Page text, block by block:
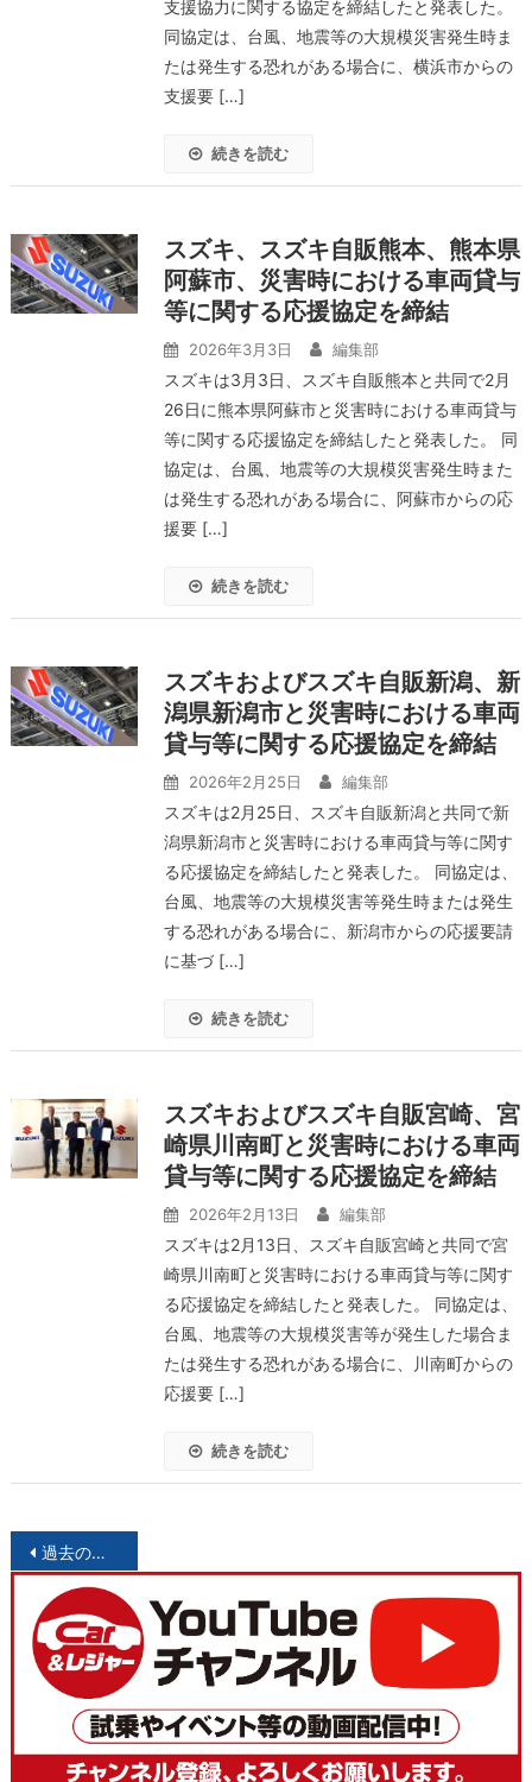
支援協力に関する協定を締結したと発表した。
同協定は、台風、地震等の大規模災害発生時ま
たは発生する恐れがある場合に、横浜市からの
支援要 […]
続きを読む
スズキ、スズキ自販熊本、熊本県
阿蘇市、災害時における車両貸与
等に関する応援協定を締結
2026年3月3日 編集部
スズキは3月3日、スズキ自販熊本と共同で2月
26日に熊本県阿蘇市と災害時における車両貸与
等に関する応援協定を締結したと発表した。 同
協定は、台風、地震等の大規模災害発生時また
は発生する恐れがある場合に、阿蘇市からの応
援要 […]
続きを読む
スズキおよびスズキ自販新潟、新
潟県新潟市と災害時における車両
貸与等に関する応援協定を締結
2026年2月25日 編集部
スズキは2月25日、スズキ自販新潟と共同で新
潟県新潟市と災害時における車両貸与等に関す
る応援協定を締結したと発表した。 同協定は、
台風、地震等の大規模災害等発生時または発生
する恐れがある場合に、新潟市からの応援要請
に基づ […]
続きを読む
スズキおよびスズキ自販宮崎、宮
崎県川南町と災害時における車両
貸与等に関する応援協定を締結
2026年2月13日 編集部
スズキは2月13日、スズキ自販宮崎と共同で宮
崎県川南町と災害時における車両貸与等に関す
る応援協定を締結したと発表した。 同協定は、
台風、地震等の大規模災害等が発生した場合ま
たは発生する恐れがある場合に、川南町からの
応援要 […]
続きを読む
投
稿
ナ
ビ
過去の投稿